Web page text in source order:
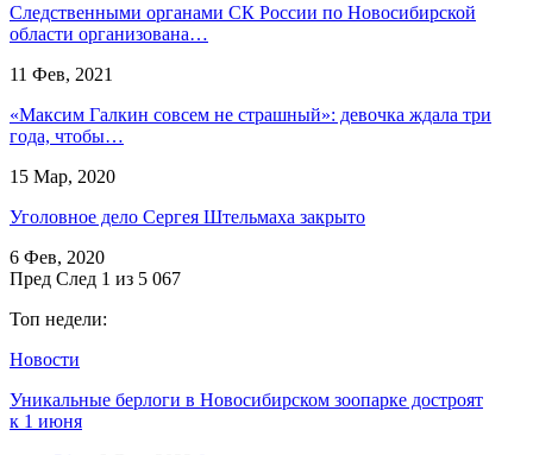
Следственными органами СК России по Новосибирской
области организована…
11 Фев, 2021
«Максим Галкин совсем не страшный»: девочка ждала три
года, чтобы…
15 Мар, 2020
Уголовное дело Сергея Штельмаха закрыто
6 Фев, 2020
Пред След 1 из 5 067
Топ недели:
Новости
Уникальные берлоги в Новосибирском зоопарке достроят
к 1 июня